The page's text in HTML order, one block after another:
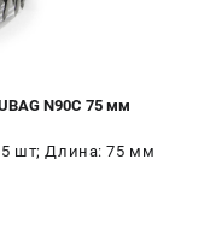
N90C 75 мм
шт; Длина: 75 мм